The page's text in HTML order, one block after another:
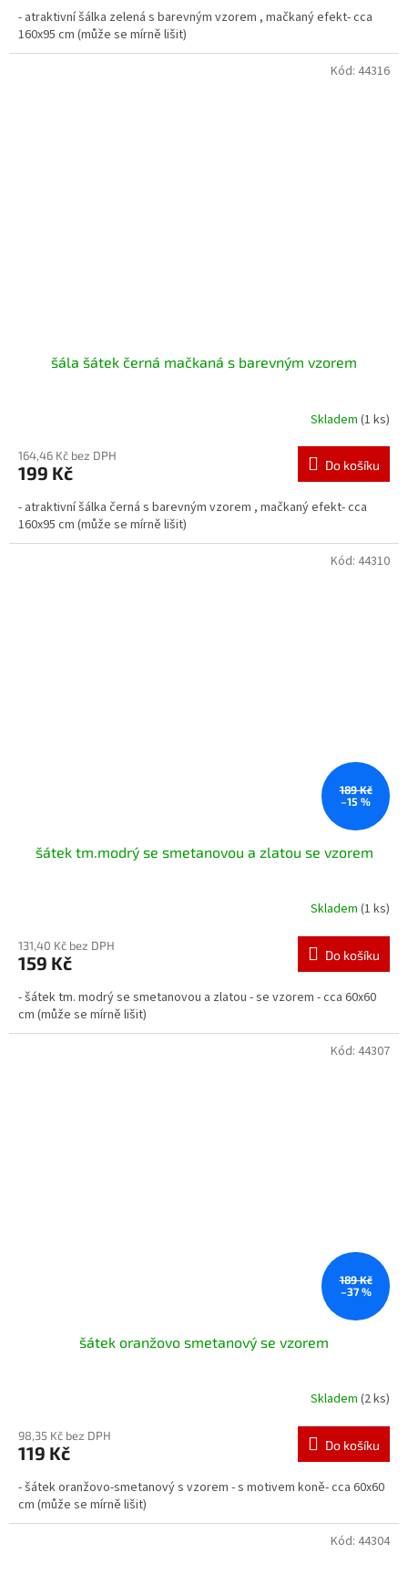
- atraktivní šálka zelená s barevným vzorem , mačkaný efekt- cca
160x95 cm (může se mírně lišit)
šála šátek černá mačkaná s barevným vzorem
Skladem (1 ks)
164,46 Kč bez DPH
199 Kč Do košíku
- atraktivní šálka černá s barevným vzorem , mačkaný efekt- cca
160x95 cm (může se mírně lišit)
Kód: 44316
189 Kč
–15 %
šátek tm.modrý se smetanovou a zlatou se vzorem
Skladem (1 ks)
131,40 Kč bez DPH
159 Kč Do košíku
- šátek tm. modrý se smetanovou a zlatou - se vzorem - cca 60x60
cm (může se mírně lišit)
Kód: 44310
189 Kč
–37 %
šátek oranžovo smetanový se vzorem
Skladem (2 ks)
98,35 Kč bez DPH
119 Kč Do košíku
- šátek oranžovo-smetanový s vzorem - s motivem koně- cca 60x60
cm (může se mírně lišit)
Kód: 44307
Kód: 44304